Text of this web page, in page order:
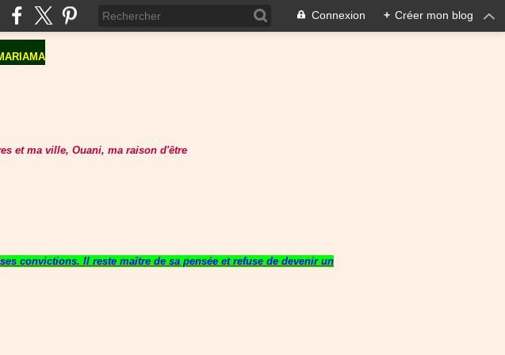
Connexion + Créer mon blog
et ma ville, Ouani, ma raison d'être
ses convictions. Il reste maître de sa pensée et refuse de devenir un